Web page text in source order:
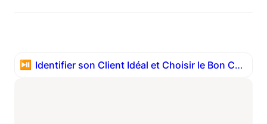
⏯️ Identifier son Client Idéal et Choisir le Bon Canal d’Acquisition -